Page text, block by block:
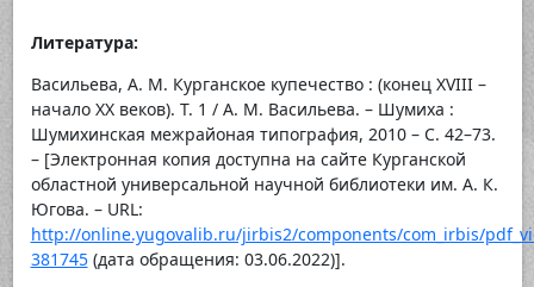
Литература:
Васильева, А. М. Курганское купечество : (конец XVIII –
начало XX веков). Т. 1 / А. М. Васильева. – Шумиха :
Шумихинская межрайоная типография, 2010 – С. 42–73.
– [Электронная копия доступна на сайте Курганской
областной универсальной научной библиотеки им. А. К.
Югова. – URL:
http://online.yugovalib.ru/jirbis2/components/com_irbis/
381745(дата обращения: 03.06.2022)].